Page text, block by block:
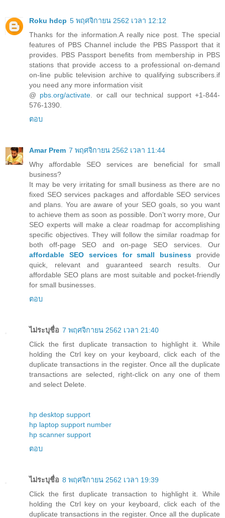
Roku hdcp 5 พฤศจิกายน 2562 เวลา 12:12
Thanks for the information.A really nice post. The special
features of PBS Channel include the PBS Passport that it
provides. PBS Passport benefits from membership in PBS
stations that provide access to a professional on-demand
on-line public television archive to qualifying subscribers.if
you need any more information visit
@ pbs.org/activate . or call our technical support +1-844-
576-1390.
ตอบ
Amar Prem 7 พฤศจิกายน 2562 เวลา 11:44
Why affordable SEO services are beneficial for small
business?
It may be very irritating for small business as there are no
fixed SEO services packages and affordable SEO services
and plans. You are aware of your SEO goals, so you want
to achieve them as soon as possible. Don’t worry more, Our
SEO experts will make a clear roadmap for accomplishing
specific objectives. They will follow the similar roadmap for
both off-page SEO and on-page SEO services. Our
affordable SEO services for small business provide
quick, relevant and guaranteed search results. Our
affordable SEO plans are most suitable and pocket-friendly
for small businesses.
ตอบ
ไม่ระบุชื่อ 7 พฤศจิกายน 2562 เวลา 21:40
Click the first duplicate transaction to highlight it. While
holding the Ctrl key on your keyboard, click each of the
duplicate transactions in the register. Once all the duplicate
transactions are selected, right-click on any one of them
and select Delete.
hp desktop support
hp laptop support number
hp scanner support
ตอบ
ไม่ระบุชื่อ 8 พฤศจิกายน 2562 เวลา 19:39
Click the first duplicate transaction to highlight it. While
holding the Ctrl key on your keyboard, click each of the
duplicate transactions in the register. Once all the duplicate